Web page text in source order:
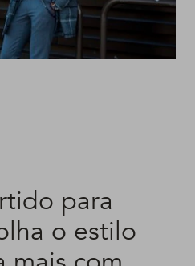
para
o estilo